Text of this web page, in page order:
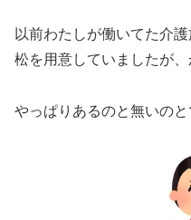
以前わたしが働いてた介
松を用意していましたが、
やっぱりあるのと無いのと